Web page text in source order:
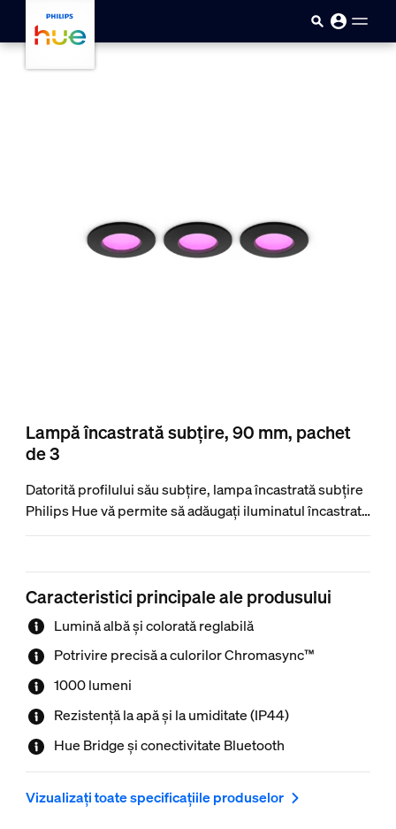
Sari la conținutul principal
Lampă încastrată subțire, 90 mm, pachet
de 3
Datorită profilului său subțire, lampa încastrată subțire
Philips Hue vă permite să adăugați iluminatul încastrat
în orice încăpere din locuința dvs., cum ar fi cele cu
luminos mare vă permit să luminați chiar și spațiile mai
mari.
Caracteristici principale ale produsului
Lumină albă și colorată reglabilă
Potrivire precisă a culorilor Chromasync™
1000 lumeni
Rezistență la apă și la umiditate (IP44)
Hue Bridge și conectivitate Bluetooth
Vizualizați toate specificațiile produselor